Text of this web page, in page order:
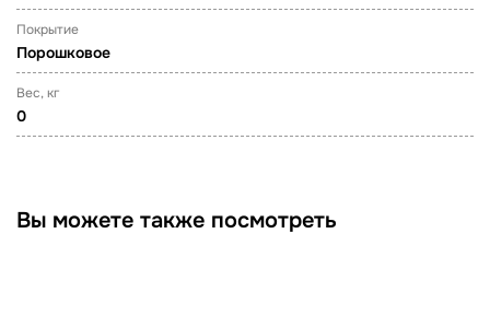
Покрытие
Порошковое
Вес, кг
0
Вы можете также посмотреть